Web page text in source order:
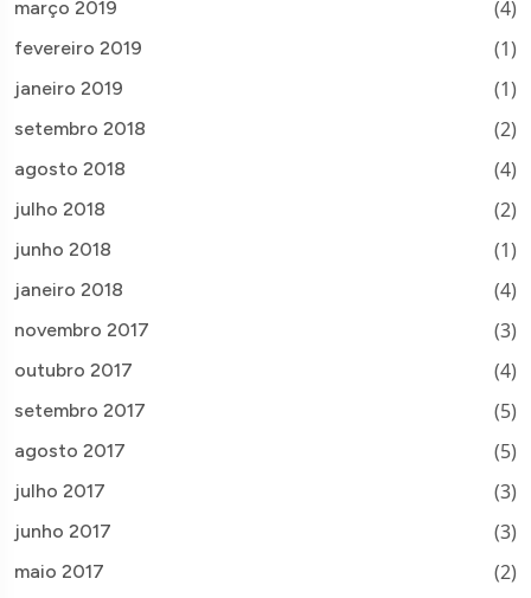
março 2019 (4)
fevereiro 2019 (1)
janeiro 2019 (1)
setembro 2018 (2)
agosto 2018 (4)
julho 2018 (2)
junho 2018 (1)
janeiro 2018 (4)
novembro 2017 (3)
outubro 2017 (4)
setembro 2017 (5)
agosto 2017 (5)
julho 2017 (3)
junho 2017 (3)
maio 2017 (2)